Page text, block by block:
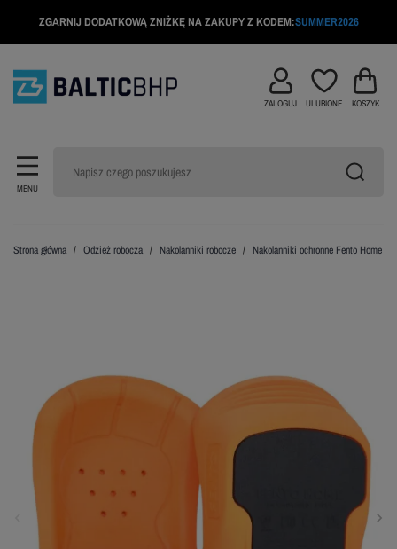
ZGARNIJ DODATKOWĄ ZNIŻKĘ NA ZAKUPY Z KODEM:SUMMER2026
MENU
ZALOGUJ ULUBIONE KOSZYK
Strona główna Odzież robocza Nakolanniki robocze Nakolanniki ochronne Fento Home